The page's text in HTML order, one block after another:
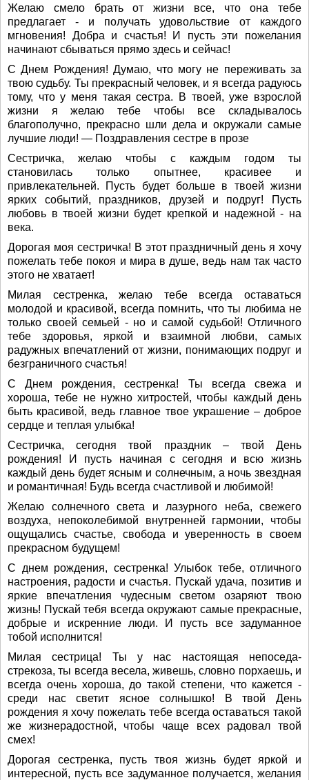
Желаю смело брать от жизни все, что она тебе
предлагает - и получать удовольствие от каждого
мгновения! Добра и счастья! И пусть эти пожелания
начинают сбываться прямо здесь и сейчас!
С Днем Рождения! Думаю, что могу не переживать за
твою судьбу. Ты прекрасный человек, и я всегда радуюсь
тому, что у меня такая сестра. В твоей, уже взрослой
жизни я желаю тебе чтобы все складывалось
благополучно, прекрасно шли дела и окружали самые
лучшие люди! — Поздравления сестре в прозе
Сестричка, желаю чтобы с каждым годом ты
становилась только опытнее, красивее и
привлекательней. Пусть будет больше в твоей жизни
ярких событий, праздников, друзей и подруг! Пусть
любовь в твоей жизни будет крепкой и надежной - на
века.
Дорогая моя сестричка! В этот праздничный день я хочу
пожелать тебе покоя и мира в душе, ведь нам так часто
этого не хватает!
Милая сестренка, желаю тебе всегда оставаться
молодой и красивой, всегда помнить, что ты любима не
только своей семьей - но и самой судьбой! Отличного
тебе здоровья, яркой и взаимной любви, самых
радужных впечатлений от жизни, понимающих подруг и
безграничного счастья!
С Днем рождения, сестренка! Ты всегда свежа и
хороша, тебе не нужно хитростей, чтобы каждый день
быть красивой, ведь главное твое украшение – доброе
сердце и теплая улыбка!
Сестричка, сегодня твой праздник – твой День
рождения! И пусть начиная с сегодня и всю жизнь
каждый день будет ясным и солнечным, а ночь звездная
и романтичная! Будь всегда счастливой и любимой!
Желаю солнечного света и лазурного неба, свежего
воздуха, непоколебимой внутренней гармонии, чтобы
ощущались счастье, свобода и уверенность в своем
прекрасном будущем!
С днем рождения, сестренка! Улыбок тебе, отличного
настроения, радости и счастья. Пускай удача, позитив и
яркие впечатления чудесным светом озаряют твою
жизнь! Пускай тебя всегда окружают самые прекрасные,
добрые и искренние люди. И пусть все задуманное
тобой исполнится!
Милая сестрица! Ты у нас настоящая непоседа-
стрекоза, ты всегда весела, живешь, словно порхаешь, и
всегда очень хороша, до такой степени, что кажется -
среди нас светит ясное солнышко! В твой День
рождения я хочу пожелать тебе всегда оставаться такой
же жизнерадостной, чтобы чаще всех радовал твой
смех!
Дорогая сестренка, пусть твоя жизнь будет яркой и
интересной, пусть все задуманное получается, желания